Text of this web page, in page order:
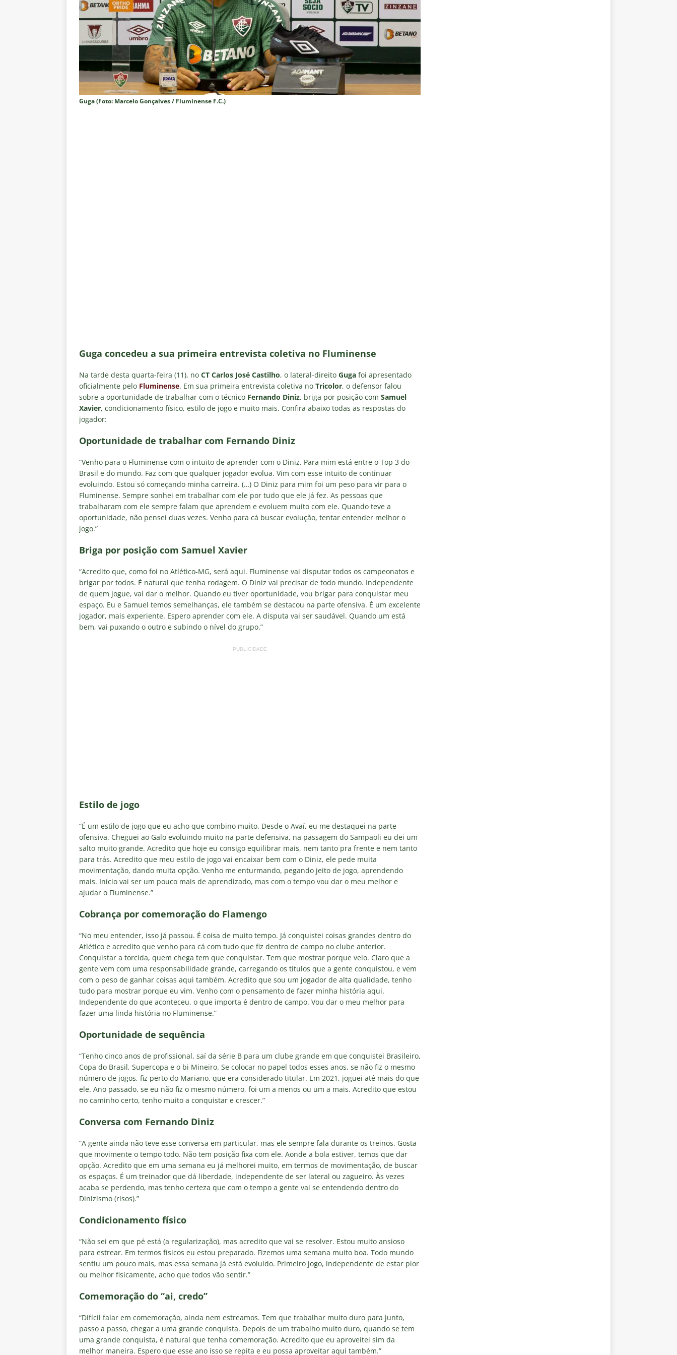
NOTÍCIAS
[ 7 de agosto de 2026 ] ⚠️ EDITORIAL: Fracasso do Fluminense é “projeto” para empurrar a SAF,
dispara Vinicius Toledo
COLUNAS
[ 7 de agosto de 2026 ] Fluminense faz anúncio sobre o futuro do volante Ruan Sales
[ 7 de agosto de 2026 ] Mercado da bola: Estafe de Luiz Henrique informa encerramento de
negociações com o Flamengo
NOTÍCIAS
[ 7 de agosto de 2026 ]
ALERTA DEMOCRÁTICO: Especulações sobre “candidato tampão” no
clássico pelo Brasileirão 2026
NOTÍCIAS
Guga (Foto: Marcelo Gonçalves / Fluminense F.C.)
Guga concedeu a sua primeira entrevista coletiva no Fluminense
Na tarde desta quarta-feira (11), no CT Carlos José Castilho, o lateral-direito Guga foi apresentado
oficialmente pelo Fluminense. Em sua primeira entrevista coletiva no Tricolor, o defensor falou
sobre a oportunidade de trabalhar com o técnico Fernando Diniz, briga por posição com Samuel
Xavier, condicionamento físico, estilo de jogo e muito mais. Confira abaixo todas as respostas do
jogador:
Oportunidade de trabalhar com Fernando Diniz
“Venho para o Fluminense com o intuito de aprender com o Diniz. Para mim está entre o Top 3 do
Brasil e do mundo. Faz com que qualquer jogador evolua. Vim com esse intuito de continuar
evoluindo. Estou só começando minha carreira. (…) O Diniz para mim foi um peso para vir para o
Fluminense. Sempre sonhei em trabalhar com ele por tudo que ele já fez. As pessoas que
trabalharam com ele sempre falam que aprendem e evoluem muito com ele. Quando teve a
oportunidade, não pensei duas vezes. Venho para cá buscar evolução, tentar entender melhor o
jogo.”
Briga por posição com Samuel Xavier
“Acredito que, como foi no Atlético-MG, será aqui. Fluminense vai disputar todos os campeonatos e
brigar por todos. É natural que tenha rodagem. O Diniz vai precisar de todo mundo. Independente
de quem jogue, vai dar o melhor. Quando eu tiver oportunidade, vou brigar para conquistar meu
espaço. Eu e Samuel temos semelhanças, ele também se destacou na parte ofensiva. É um excelente
jogador, mais experiente. Espero aprender com ele. A disputa vai ser saudável. Quando um está
bem, vai puxando o outro e subindo o nível do grupo.”
PUBLICIDADE
Estilo de jogo
“É um estilo de jogo que eu acho que combino muito. Desde o Avaí, eu me destaquei na parte
ofensiva. Cheguei ao Galo evoluindo muito na parte defensiva, na passagem do Sampaoli eu dei um
salto muito grande. Acredito que hoje eu consigo equilibrar mais, nem tanto pra frente e nem tanto
para trás. Acredito que meu estilo de jogo vai encaixar bem com o Diniz, ele pede muita
movimentação, dando muita opção. Venho me enturmando, pegando jeito de jogo, aprendendo
mais. Início vai ser um pouco mais de aprendizado, mas com o tempo vou dar o meu melhor e
ajudar o Fluminense.”
Cobrança por comemoração do Flamengo
“No meu entender, isso já passou. É coisa de muito tempo. Já conquistei coisas grandes dentro do
Atlético e acredito que venho para cá com tudo que fiz dentro de campo no clube anterior.
Conquistar a torcida, quem chega tem que conquistar. Tem que mostrar porque veio. Claro que a
gente vem com uma responsabilidade grande, carregando os títulos que a gente conquistou, e vem
com o peso de ganhar coisas aqui também. Acredito que sou um jogador de alta qualidade, tenho
tudo para mostrar porque eu vim. Venho com o pensamento de fazer minha história aqui.
Independente do que aconteceu, o que importa é dentro de campo. Vou dar o meu melhor para
fazer uma linda história no Fluminense.”
Oportunidade de sequência
“Tenho cinco anos de profissional, saí da série B para um clube grande em que conquistei Brasileiro,
Copa do Brasil, Supercopa e o bi Mineiro. Se colocar no papel todos esses anos, se não fiz o mesmo
número de jogos, fiz perto do Mariano, que era considerado titular. Em 2021, joguei até mais do que
ele. Ano passado, se eu não fiz o mesmo número, foi um a menos ou um a mais. Acredito que estou
no caminho certo, tenho muito a conquistar e crescer.”
Conversa com Fernando Diniz
“A gente ainda não teve esse conversa em particular, mas ele sempre fala durante os treinos. Gosta
que movimente o tempo todo. Não tem posição fixa com ele. Aonde a bola estiver, temos que dar
opção. Acredito que em uma semana eu já melhorei muito, em termos de movimentação, de buscar
os espaços. É um treinador que dá liberdade, independente de ser lateral ou zagueiro. Às vezes
acaba se perdendo, mas tenho certeza que com o tempo a gente vai se entendendo dentro do
Dinizismo (risos).”
Condicionamento físico
“Não sei em que pé está (a regularização), mas acredito que vai se resolver. Estou muito ansioso
para estrear. Em termos físicos eu estou preparado. Fizemos uma semana muito boa. Todo mundo
sentiu um pouco mais, mas essa semana já está evoluído. Primeiro jogo, independente de estar pior
ou melhor fisicamente, acho que todos vão sentir.”
Comemoração do “ai, credo”
“Difícil falar em comemoração, ainda nem estreamos. Tem que trabalhar muito duro para junto,
passo a passo, chegar a uma grande conquista. Depois de um trabalho muito duro, quando se tem
uma grande conquista, é natural que tenha comemoração. Acredito que eu aproveitei sim da
melhor maneira. Espero que esse ano isso se repita e eu possa aproveitar aqui também.”